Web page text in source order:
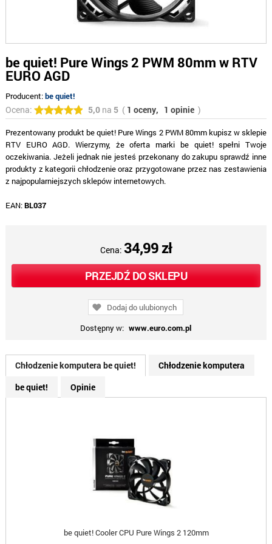
be quiet! Pure Wings 2 PWM 80mm w RTV
EURO AGD
Producent:be quiet!
Ocena: 5,0na 5( 1 oceny, 1 opinie )
Prezentowany produkt be quiet! Pure Wings 2 PWM 80mm kupisz w sklepie
RTV EURO AGD. Wierzymy, że oferta marki be quiet! spełni Twoje
oczekiwania. Jeżeli jednak nie jesteś przekonany do zakupu sprawdź inne
produkty z kategorii chłodzenie oraz przygotowane przez nas zestawienia
z najpopularniejszych sklepów internetowych.
EAN:BL037
Cena: 34,99 zł
PRZEJDŹ DO SKLEPU
Dodaj do ulubionych
Dostępny w: www.euro.com.pl
Chłodzenie komputera be quiet!
Chłodzenie komputera
be quiet!
Opinie
be quiet! Cooler CPU Pure Wings 2 120mm